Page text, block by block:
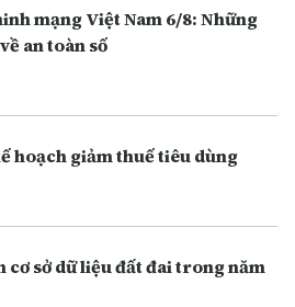
mạng Việt Nam 6/8: Những
an toàn số
hoạch giảm thuế tiêu dùng
cơ sở dữ liệu đất đai trong năm